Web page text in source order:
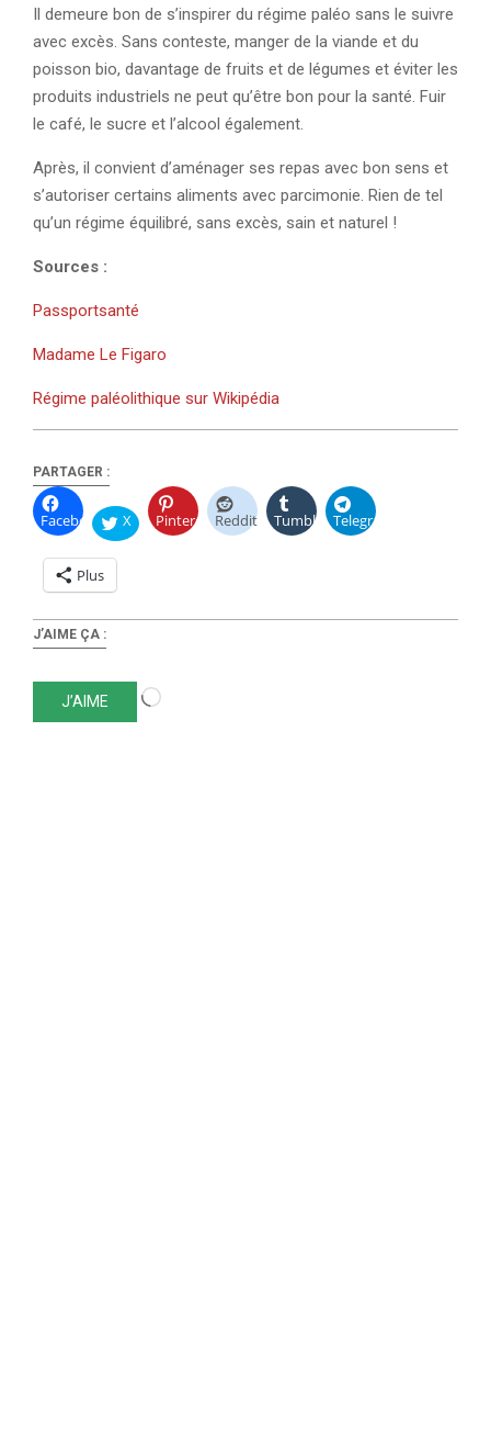
Il demeure bon de s’inspirer du régime paléo sans le suivre
avec excès. Sans conteste, manger de la viande et du
poisson bio, davantage de fruits et de légumes et éviter les
produits industriels ne peut qu’être bon pour la santé. Fuir
le café, le sucre et l’alcool également.
Après, il convient d’aménager ses repas avec bon sens et
s’autoriser certains aliments avec parcimonie. Rien de tel
qu’un régime équilibré, sans excès, sain et naturel !
Sources :
Passportsanté
Madame Le Figaro
Régime paléolithique sur Wikipédia
PARTAGER :
Facebook X Pinterest Reddit Tumblr Telegram
Plus
J’AIME ÇA :
J’AIME